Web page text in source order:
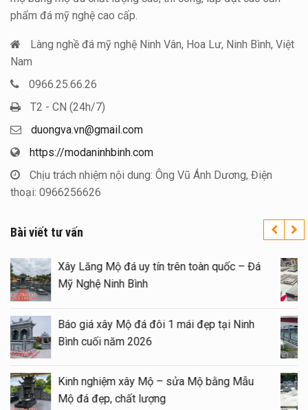
phẩm đá mỹ nghệ cao cấp.
Làng nghề đá mỹ nghệ Ninh Vân, Hoa Lư, Ninh Bình, Việt
Nam
0966.25.66.26
T2 - CN (24h/7)
duongva.vn@gmail.com
https://modaninhbinh.com
Chịu trách nhiệm nội dung: Ông Vũ Ánh Dương, Điện
thoại: 0966256626
Bài viết tư vấn
Xây Lăng Mộ đá uy tín trên toàn quốc – Đá
Mỹ Nghệ Ninh Bình
Báo giá xây Mộ đá đôi 1 mái đẹp tại Ninh
Bình cuối năm 2026
Kinh nghiệm xây Mộ – sửa Mộ bằng Mẫu
Mộ đá đẹp, chất lượng